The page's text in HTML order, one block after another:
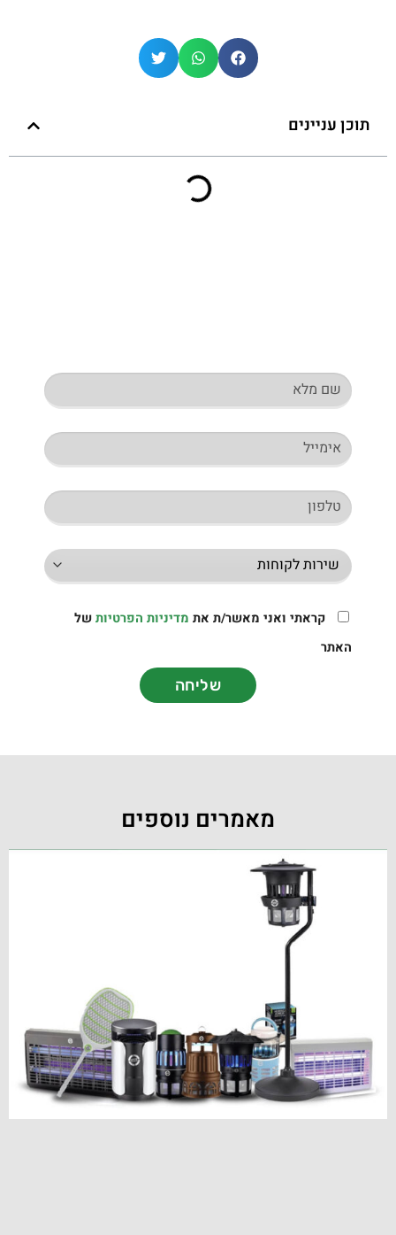
תוכן עניינים
קראתי ואני מאשר/ת את מדיניות הפרטיותשל
האתר
שליחה
מאמרים נוספים